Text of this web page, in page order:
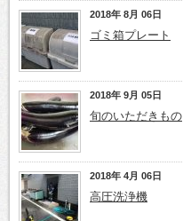
2018年 8月 06日
ゴミ箱プレート
2018年 9月 05日
旬のいただきもの
2018年 4月 06日
高圧洗浄機